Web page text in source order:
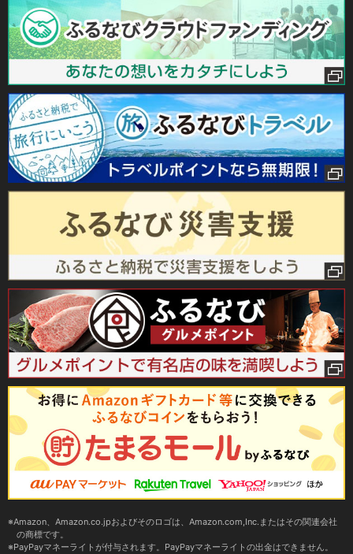
Amazon、Amazon.co.jpおよびそのロゴは、Amazon.com,Inc.またはその関連会社
の商標です。
PayPayマネーライトが付与されます。PayPayマネーライトの出金はできません。